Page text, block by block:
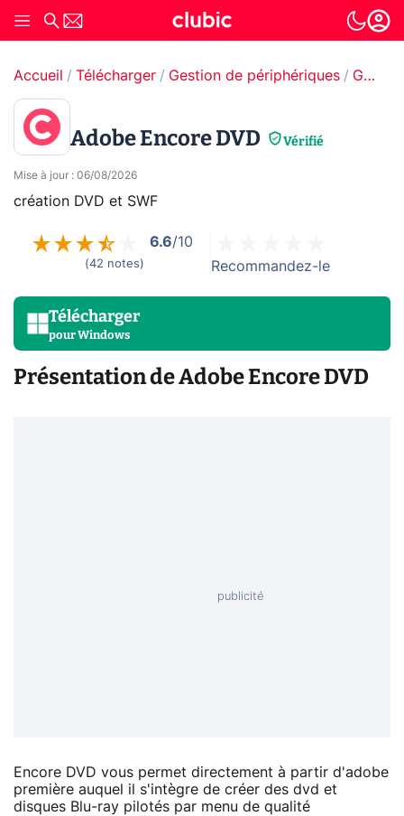
Accueil Télécharger Gestion de périphériques Gestion CD, DVD & Blu-ray
Adobe Encore DVD Vérifié
Mise à jour : 06/08/2026
création DVD et SWF
6.6/10
(42 notes) Recommandez-le
Télécharger
pourWindows
Présentation de Adobe Encore DVD
Encore DVD vous permet directement à partir d'adobe
première auquel il s'intègre de créer des dvd et
disques Blu-ray pilotés par menu de qualité